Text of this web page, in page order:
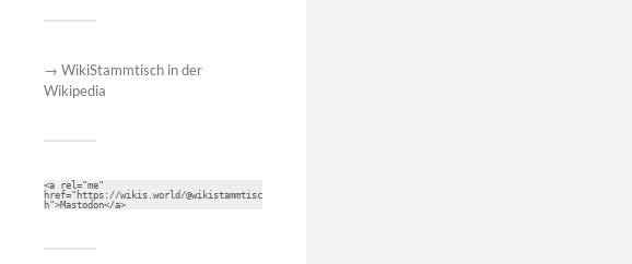
→ WikiStammtisch in der
Wikipedia
<a rel="me"
href="https://wikis.world/@wikistammtisc
h">Mastodon</a>